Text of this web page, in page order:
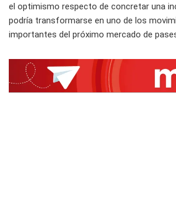
el optimismo respecto de concretar una
podría transformarse en uno de los
importantes del próximo mercado de